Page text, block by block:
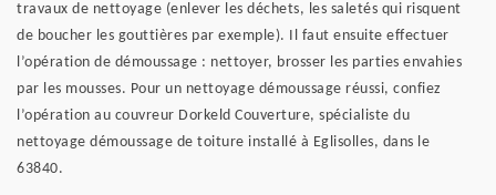
travaux de nettoyage (enlever les déchets, les saletés qui risquent
de boucher les gouttières par exemple). Il faut ensuite effectuer
l’opération de démoussage : nettoyer, brosser les parties envahies
par les mousses. Pour un nettoyage démoussage réussi, confiez
l’opération au couvreur Dorkeld Couverture, spécialiste du
nettoyage démoussage de toiture installé à Eglisolles, dans le
63840.